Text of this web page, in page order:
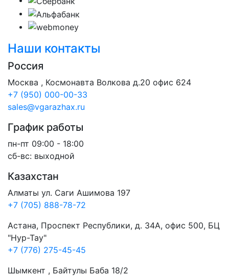
Наши контакты
Россия
Москва , Космонавта Волкова д.20 офис 624
+7 (950) 000-00-33
sales@vgarazhax.ru
График работы
пн-пт 09:00 - 18:00
сб-вс: выходной
Казахстан
Алматы ул. Саги Ашимова 197
+7 (705) 888-78-72
Астана, Проспект Республики, д. 34А​, офис 500, БЦ
"Нур-Тау"
+7 (776) 275-45-45
Шымкент , Байтулы Баба 18/2